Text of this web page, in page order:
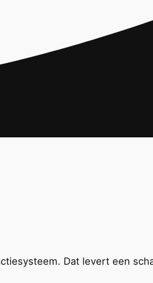
Dat levert een